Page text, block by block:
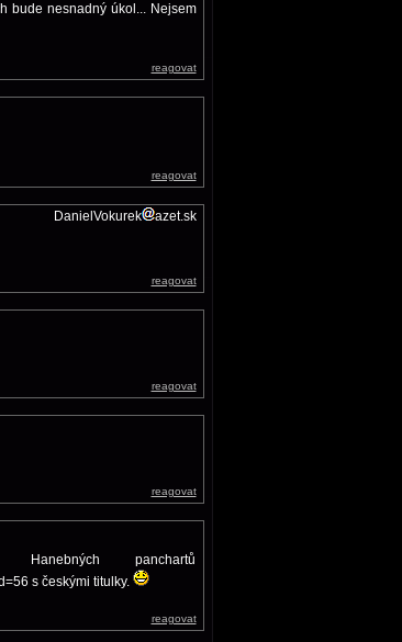
bude nesnadný úkol... Nejsem
reagovat
reagovat
DanielVokurek
azet.sk
reagovat
reagovat
reagovat
panchartů
s českými titulky.
reagovat